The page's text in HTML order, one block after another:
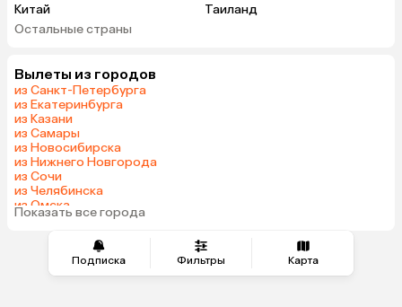
Подписка Фильтры Карта
Китай
Таиланд
Вьетнам
Индонезия
Шри-Ланка
Индия
Малайзия
Оман
Венесуэла
Бахрейн
Остальные страны
Вылеты из городов
из Санкт-Петербурга
из Екатеринбурга
из Казани
из Самары
из Новосибирска
из Нижнего Новгорода
из Сочи
из Челябинска
из Омска
из Красноярска
Показать все города